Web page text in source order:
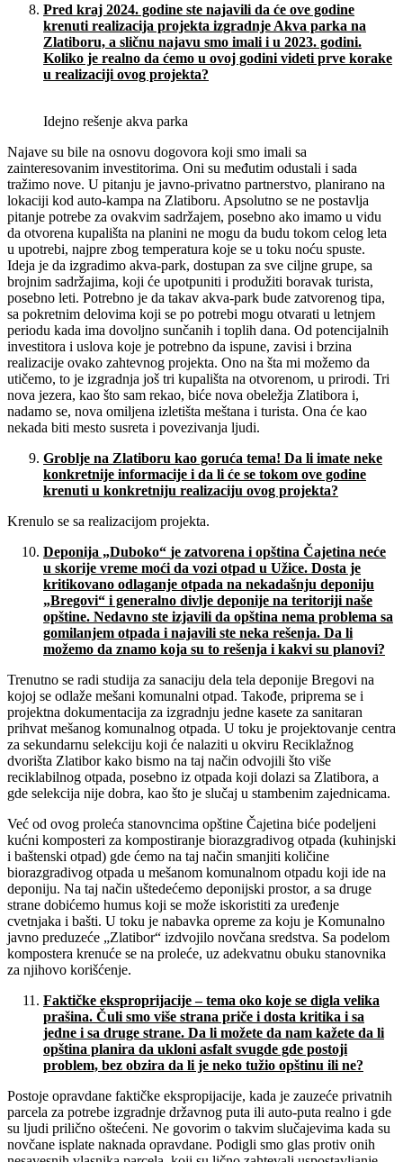
Pred kraj 2024. godine ste najavili da će ove godine
krenuti realizacija projekta izgradnje Akva parka na
Zlatiboru, a sličnu najavu smo imali i u 2023. godini.
Koliko je realno da ćemo u ovoj godini videti prve korake
u realizaciji ovog projekta?
Idejno rešenje akva parka
Najave su bile na osnovu dogovora koji smo imali sa
zainteresovanim investitorima. Oni su međutim odustali i sada
tražimo nove. U pitanju je javno-privatno partnerstvo, planirano na
lokaciji kod auto-kampa na Zlatiboru. Apsolutno se ne postavlja
pitanje potrebe za ovakvim sadržajem, posebno ako imamo u vidu
da otvorena kupališta na planini ne mogu da budu tokom celog leta
u upotrebi, najpre zbog temperatura koje se u toku noću spuste.
Ideja je da izgradimo akva-park, dostupan za sve ciljne grupe, sa
brojnim sadržajima, koji će upotpuniti i produžiti boravak turista,
posebno leti. Potrebno je da takav akva-park bude zatvorenog tipa,
sa pokretnim delovima koji se po potrebi mogu otvarati u letnjem
periodu kada ima dovoljno sunčanih i toplih dana. Od potencijalnih
investitora i uslova koje je potrebno da ispune, zavisi i brzina
realizacije ovako zahtevnog projekta. Ono na šta mi možemo da
utičemo, to je izgradnja još tri kupališta na otvorenom, u prirodi. Tri
nova jezera, kao što sam rekao, biće nova obeležja Zlatibora i,
nadamo se, nova omiljena izletišta meštana i turista. Ona će kao
nekada biti mesto susreta i povezivanja ljudi.
Groblje na Zlatiboru kao goruća tema! Da li imate neke
konkretnije informacije i da li će se tokom ove godine
krenuti u konkretniju realizaciju ovog projekta?
Krenulo se sa realizacijom projekta.
Deponija „Duboko“ je zatvorena i opština Čajetina neće
u skorije vreme moći da vozi otpad u Užice. Dosta je
kritikovano odlaganje otpada na nekadašnju deponiju
„Bregovi“ i generalno divlje deponije na teritoriji naše
opštine. Nedavno ste izjavili da opština nema problema sa
gomilanjem otpada i najavili ste neka rešenja. Da li
možemo da znamo koja su to rešenja i kakvi su planovi?
Trenutno se radi studija za sanaciju dela tela deponije Bregovi na
kojoj se odlaže mešani komunalni otpad. Takođe, priprema se i
projektna dokumentacija za izgradnju jedne kasete za sanitaran
prihvat mešanog komunalnog otpada. U toku je projektovanje centra
za sekundarnu selekciju koji će nalaziti u okviru Reciklažnog
dvorišta Zlatibor kako bismo na taj način odvojili što više
reciklabilnog otpada, posebno iz otpada koji dolazi sa Zlatibora, a
gde selekcija nije dobra, kao što je slučaj u stambenim zajednicama.
Već od ovog proleća stanovncima opštine Čajetina biće podeljeni
kućni komposteri za kompostiranje biorazgradivog otpada (kuhinjski
i baštenski otpad) gde ćemo na taj način smanjiti količine
biorazgradivog otpada u mešanom komunalnom otpadu koji ide na
deponiju. Na taj način uštedećemo deponijski prostor, a sa druge
strane dobićemo humus koji se može iskoristiti za uređenje
cvetnjaka i bašti. U toku je nabavka opreme za koju je Komunalno
javno preduzeće „Zlatibor“ izdvojilo novčana sredstva. Sa podelom
kompostera krenuće se na proleće, uz adekvatnu obuku stanovnika
za njihovo korišćenje.
Faktičke eksproprijacije–tema oko koje se digla velika
prašina. Čuli smo više strana priče i dosta kritika i sa
jedne i sa druge strane. Da li možete da nam kažete da li
opština planira da ukloni asfalt svugde gde postoji
problem, bez obzira da li je neko tužio opštinu ili ne?
Postoje opravdane faktičke ekspropijacije, kada je zauzeće privatnih
parcela za potrebe izgradnje državnog puta ili auto-puta realno i gde
su ljudi prilično oštećeni. Ne govorim o takvim slučajevima kada su
novčane isplate naknada opravdane. Podigli smo glas protiv onih